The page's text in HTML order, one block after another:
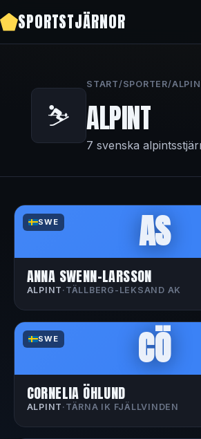
SPORTSTJÄRNOR
⛷️
START/SPORTER/
ALPINT
7 svenska
SWE AS
ANNA SWENN-LARSSON
ALPINT · TÄLLBERG-LEKSAND AK
SWE CÖ
CORNELIA ÖHLUND
ALPINT · TÄRNA IK FJÄLLVINDEN